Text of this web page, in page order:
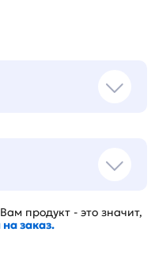
продукт - это значит,
на заказ.